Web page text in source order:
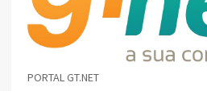
PORTAL GT.NET